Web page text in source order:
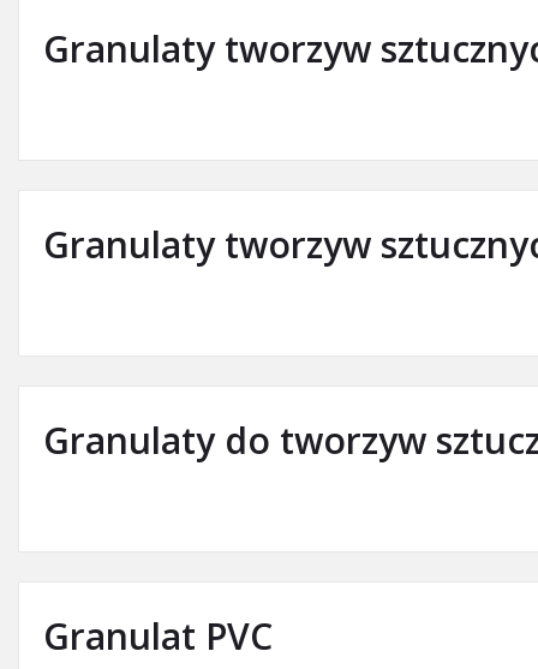
Granulaty tworzyw
Granulaty tworzyw
Granulaty do tworzyw
Granulat PVC